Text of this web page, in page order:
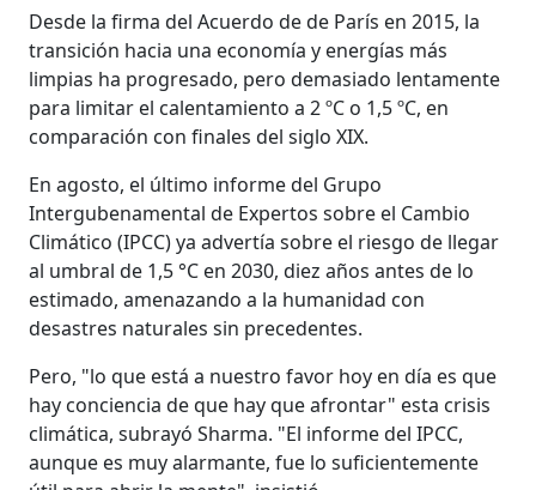
Desde la firma del Acuerdo de de París en 2015, la
transición hacia una economía y energías más
limpias ha progresado, pero demasiado lentamente
para limitar el calentamiento a 2 ºC o 1,5 ºC, en
comparación con finales del siglo XIX.
En agosto, el último informe del Grupo
Intergubenamental de Expertos sobre el Cambio
Climático (IPCC) ya advertía sobre el riesgo de llegar
al umbral de 1,5 °C en 2030, diez años antes de lo
estimado, amenazando a la humanidad con
desastres naturales sin precedentes.
Pero, "lo que está a nuestro favor hoy en día es que
hay conciencia de que hay que afrontar" esta crisis
climática, subrayó Sharma. "El informe del IPCC,
aunque es muy alarmante, fue lo suficientemente